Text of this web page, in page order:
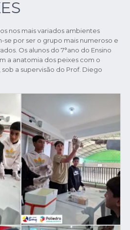
nos mais variados ambientes
se por ser o grupo mais numeroso e
Os alunos do 7°ano do Ensino
a anatomia dos peixes com o
a supervisão do Prof. Diego